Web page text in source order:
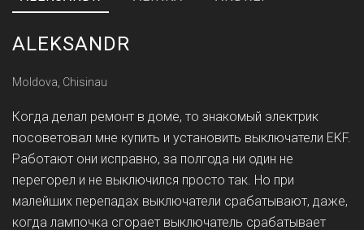
ALEKSANDR
Moldova, Chisinau
Когда делал ремонт в доме, то знакомый электрик
посоветовал мне купить и установить выключатели EKF.
Работают они исправно, за полгода ни один не
перегорел и не выключился просто так. Но при
малейших перепадах выключатели срабатывают, даже,
когда лампочка сгорает выключатель срабатывает